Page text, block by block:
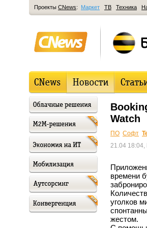
Проекты CNews: Маркет ТВ Техника
Watch
ПО Софт
21.04 18:04,
времени
уголков
жестом.